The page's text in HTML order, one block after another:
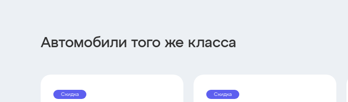
Автомобили того же класса
Скидка Скидка